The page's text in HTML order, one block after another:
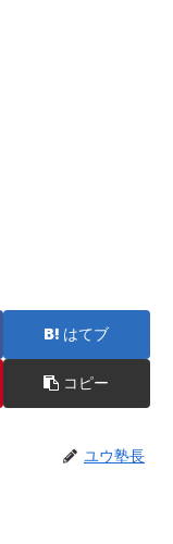
はてブ
コピー
ユウ塾長